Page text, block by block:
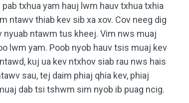
txhua yam hauj lwm hauv txhua txhia
ntawv thiab kev sib xa xov. Cov neeg dig
nyuab ntawm tus kheej. Vim nws muaj
lwm yam. Poob nyob hauv tsis muaj kev
kuj ua kev ntxhov siab rau nws hais
sau, tej daim phiaj qhia kev, phiaj
dab tsi tshwm sim nyob ib puag ncig.